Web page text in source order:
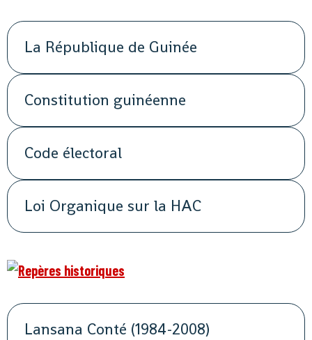
La République de Guinée
Constitution guinéenne
Code électoral
Loi Organique sur la HAC
Lansana Conté (1984-2008)